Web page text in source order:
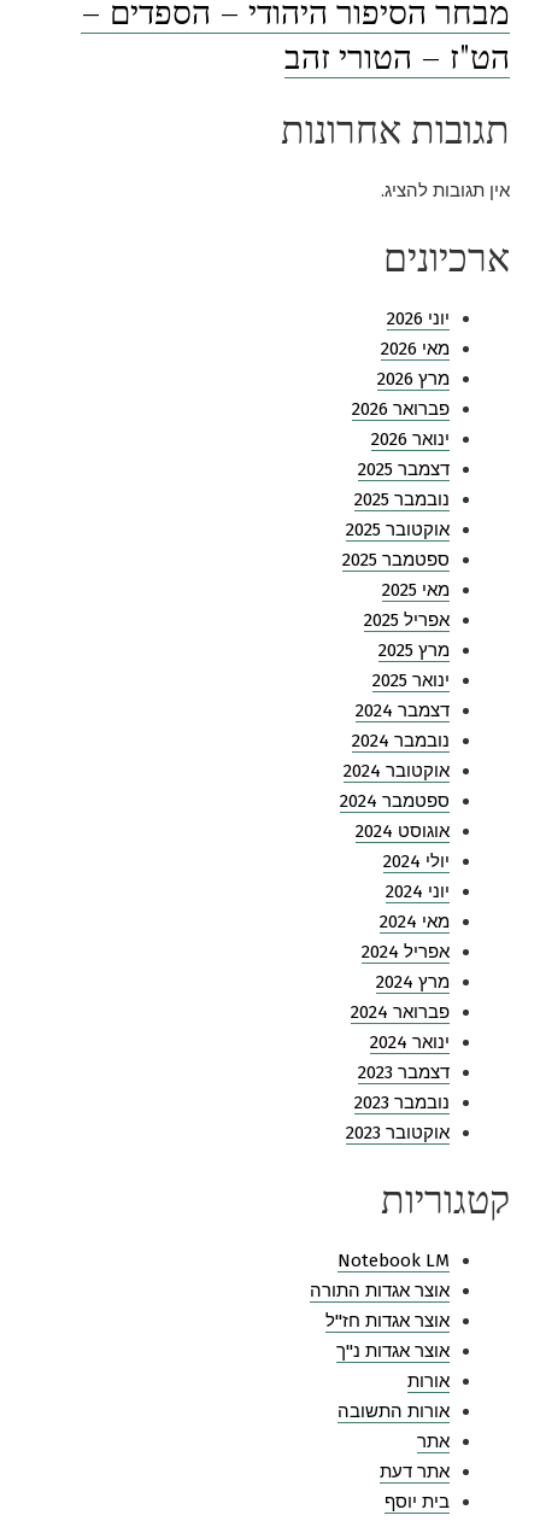
מבחר הסיפור היהודי – הספדים –
הט"ז – הטורי זהב
תגובות אחרונות
אין תגובות להציג.
ארכיונים
יוני 2026
מאי 2026
מרץ 2026
פברואר 2026
ינואר 2026
דצמבר 2025
נובמבר 2025
אוקטובר 2025
ספטמבר 2025
מאי 2025
אפריל 2025
מרץ 2025
ינואר 2025
דצמבר 2024
נובמבר 2024
אוקטובר 2024
ספטמבר 2024
אוגוסט 2024
יולי 2024
יוני 2024
מאי 2024
אפריל 2024
מרץ 2024
פברואר 2024
ינואר 2024
דצמבר 2023
נובמבר 2023
אוקטובר 2023
קטגוריות
Notebook LM
אוצר אגדות התורה
אוצר אגדות חז"ל
אוצר אגדות נ"ך
אורות
אורות התשובה
אתר
אתר דעת
בית יוסף